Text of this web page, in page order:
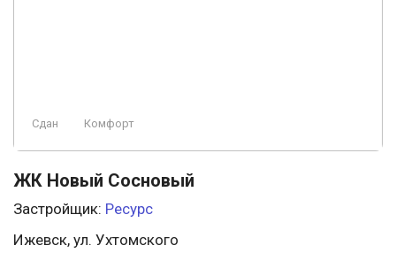
Сдан Комфорт
ЖК Новый Сосновый
Застройщик: Ресурс
Ижевск, ул. Ухтомского